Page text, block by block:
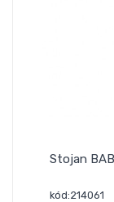
Stojan
kód:214061